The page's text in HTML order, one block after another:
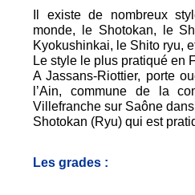
Il existe de nombreux
monde, le Shotokan, le
Kyokushinkai, le Shito ryu,
Le style le plus pratiqué en
A Jassans-Riottier, porte
l’Ain, commune de la
Villefranche sur Saône
Shotokan (Ryu) qui est
Les grades :